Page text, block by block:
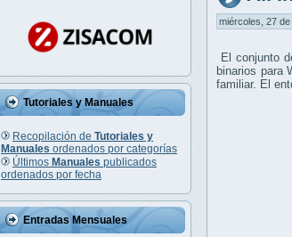
Tutoriales y Manuales
Recopilación de Tutoriales y
Manuales ordenados por categorías
Últimos Manuales publicados
ordenados por fecha
Entradas Mensuales
miércoles, 27
El conjunto
binarios para
familiar. El